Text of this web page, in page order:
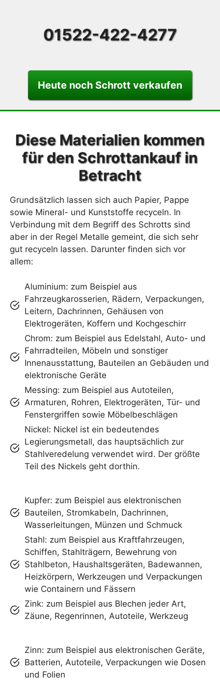
01522-422-4277
Heute noch Schrott verkaufen
Diese Materialien kommen
für den Schrottankauf in
Betracht
Grundsätzlich lassen sich auch Papier, Pappe
sowie Mineral- und Kunststoffe recyceln. In
Verbindung mit dem Begriff des Schrotts sind
aber in der Regel Metalle gemeint, die sich sehr
gut recyceln lassen. Darunter finden sich vor
allem:
Aluminium: zum Beispiel aus
Fahrzeugkarosserien, Rädern, Verpackungen,
Leitern, Dachrinnen, Gehäusen von
Elektrogeräten, Koffern und Kochgeschirr
Chrom: zum Beispiel aus Edelstahl, Auto- und
Fahrradteilen, Möbeln und sonstiger
Innenausstattung, Bauteilen an Gebäuden und
elektronische Geräte
Messing: zum Beispiel aus Autoteilen,
Armaturen, Rohren, Elektrogeräten, Tür- und
Fenstergriffen sowie Möbelbeschlägen
Nickel: Nickel ist ein bedeutendes
Legierungsmetall, das hauptsächlich zur
Stahlveredelung verwendet wird. Der größte
Teil des Nickels geht dorthin.
Kupfer: zum Beispiel aus elektronischen
Bauteilen, Stromkabeln, Dachrinnen,
Wasserleitungen, Münzen und Schmuck
Stahl: zum Beispiel aus Kraftfahrzeugen,
Schiffen, Stahlträgern, Bewehrung von
Stahlbeton, Haushaltsgeräten, Badewannen,
Heizkörpern, Werkzeugen und Verpackungen
wie Containern und Fässern
Zink: zum Beispiel aus Blechen jeder Art,
Zäune, Regenrinnen, Autoteile, Werkzeug
Zinn: zum Beispiel aus elektronischen Geräte,
Batterien, Autoteile, Verpackungen wie Dosen
und Folien